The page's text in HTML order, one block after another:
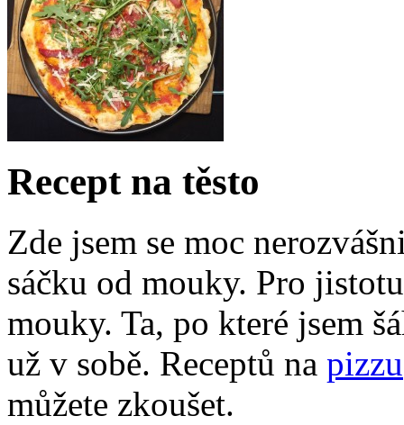
Recept na těsto
Zde jsem se moc
sáčku od mouky. Pro
mouky. Ta, po které jsem
už v sobě. Receptů na pizzu
můžete zkoušet.